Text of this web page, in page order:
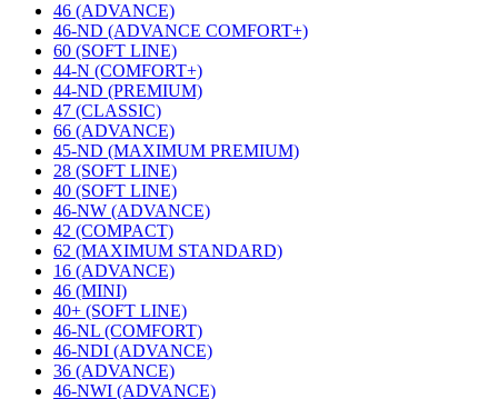
46 (ADVANCE)
46-ND (ADVANCE COMFORT+)
60 (SOFT LINE)
44-N (COMFORT+)
44-ND (PREMIUM)
47 (CLASSIC)
66 (ADVANCE)
45-ND (MAXIMUM PREMIUM)
28 (SOFT LINE)
40 (SOFT LINE)
46-NW (ADVANCE)
42 (COMPACT)
62 (MAXIMUM STANDARD)
16 (ADVANCE)
46 (MINI)
40+ (SOFT LINE)
46-NL (COMFORT)
46-NDI (ADVANCE)
36 (ADVANCE)
46-NWI (ADVANCE)